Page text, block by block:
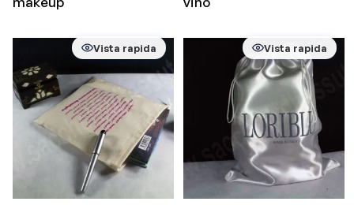
Vista rapida Vista rapida